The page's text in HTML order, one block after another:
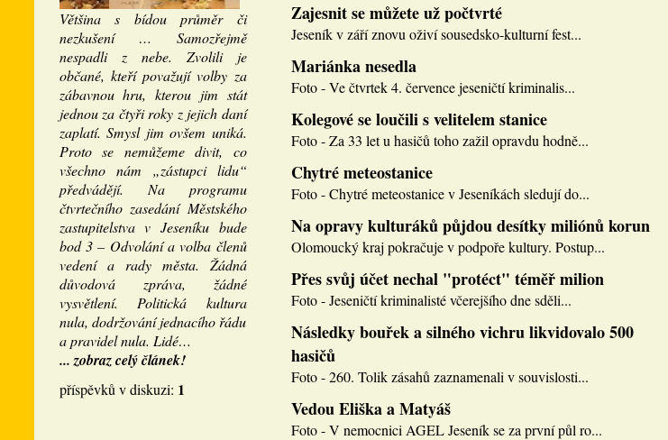
Většina s bídou průměr či
nezkušení … Samozřejmě
nespadli z nebe. Zvolili je
občané, kteří považují volby za
zábavnou hru, kterou jim stát
jednou za čtyři roky z jejich daní
zaplatí. Smysl jim ovšem uniká.
Proto se nemůžeme divit, co
všechno nám „zástupci lidu“
předvádějí. Na programu
čtvrtečního zasedání Městského
zastupitelstva v Jeseníku bude
bod 3 – Odvolání a volba členů
vedení a rady města. Žádná
důvodová zpráva, žádné
vysvětlení. Politická kultura
nula, dodržování jednacího řádu
a pravidel nula. Lidé…
... zobraz celý článek!
příspěvků v diskuzi: 1
Zajesnit se můžete už počtvrté
Jeseník v září znovu oživí sousedsko-kulturní fest...
Mariánka nesedla
Foto - Ve čtvrtek 4. července jeseničtí kriminalis...
Kolegové se loučili s velitelem stanice
Foto - Za 33 let u hasičů toho zažil opravdu hodně...
Chytré meteostanice
Foto - Chytré meteostanice v Jeseníkách sledují do...
Na opravy kulturáků půjdou desítky miliónů korun
Olomoucký kraj pokračuje v podpoře kultury. Postup...
Přes svůj účet nechal "protéct" téměř milion
Foto - Jeseničtí kriminalisté včerejšího dne sděli...
Následky bouřek a silného vichru likvidovalo 500
hasičů
Foto - 260. Tolik zásahů zaznamenali v souvislosti...
Vedou Eliška a Matyáš
Foto - V nemocnici AGEL Jeseník se za první půl ro...